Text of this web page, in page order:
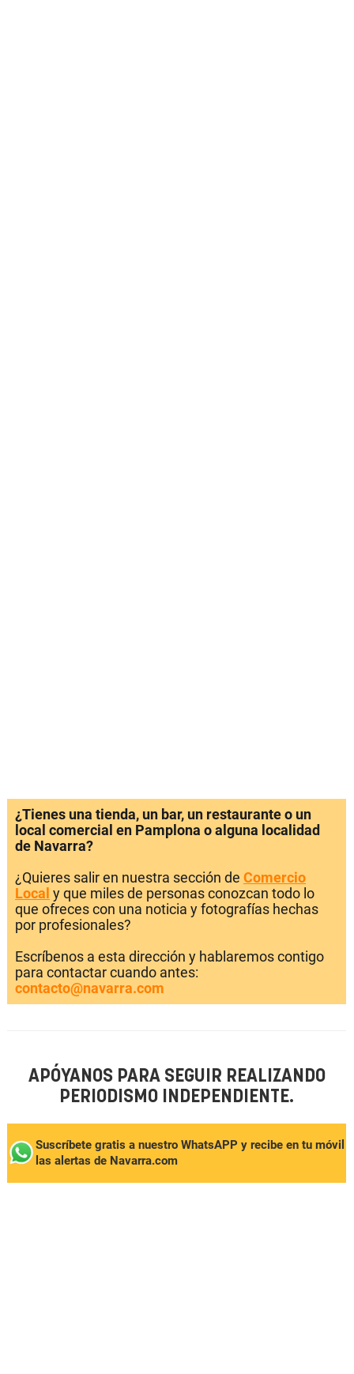
¿Tienes una tienda, un bar, un restaurante o un
local comercial en Pamplona o alguna localidad
de Navarra?
¿Quieres salir en nuestra sección de Comercio
Local y que miles de personas conozcan todo lo
que ofreces con una noticia y fotografías hechas
por profesionales?
Escríbenos a esta dirección y hablaremos contigo
para contactar cuando antes:
contacto@navarra.com
APÓYANOS PARA SEGUIR REALIZANDO
PERIODISMO INDEPENDIENTE.
Suscríbete gratis a nuestro WhatsAPP y recibe en tu móvil
las alertas de Navarra.com